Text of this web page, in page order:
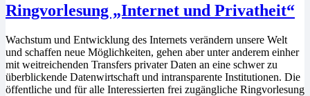
Ringvorlesung „Internet und Privatheit“
Wachstum und Entwicklung des Internets verändern unsere Welt
und schaffen neue Möglichkeiten, gehen aber unter anderem einher
mit weitreichenden Transfers privater Daten an eine schwer zu
überblickende Datenwirtschaft und intransparente Institutionen. Die
öffentliche und für alle Interessierten frei zugängliche Ringvorlesung